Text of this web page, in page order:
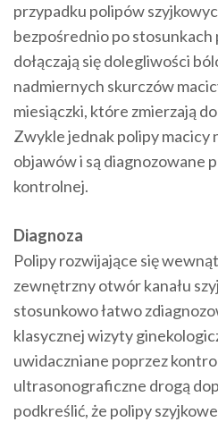
przypadku polipów
bezpośrednio po stosunkach
dołączają się dolegliwości
nadmiernych skurczów
miesiączki, które zmierzają
Zwykle jednak polipy macicy
objawów i są diagnozowane
kontrolnej.
Diagnoza
Polipy rozwijające się
zewnętrzny otwór kanału
stosunkowo łatwo
klasycznej wizyty
uwidaczniane poprzez
ultrasonograficzne drogą
podkreślić, że polipy